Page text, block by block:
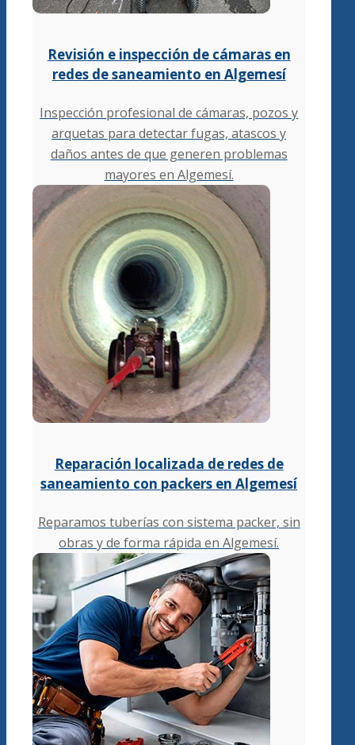
Revisión e inspección de cámaras en
redes de saneamiento en Algemesí
Inspección profesional de cámaras, pozos y
arquetas para detectar fugas, atascos y
daños antes de que generen problemas
mayores en Algemesí.
Reparación localizada de redes de
saneamiento con packers en Algemesí
Reparamos tuberías con sistema packer, sin
obras y de forma rápida en Algemesí.